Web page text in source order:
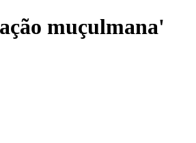
muçulmana'